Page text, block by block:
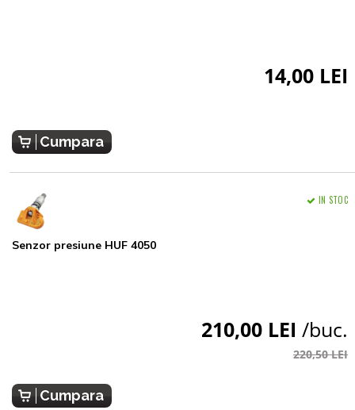
14,00 LEI
Cumpara
Senzor presiune HUF 4050
IN STOC
210,00 LEI /buc.
220,50 LEI
Cumpara